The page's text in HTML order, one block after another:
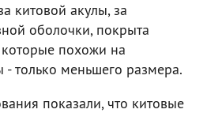
китовой акулы, за
оболочки, покрыта
похожи на
только меньшего размера.
показали, что китовые